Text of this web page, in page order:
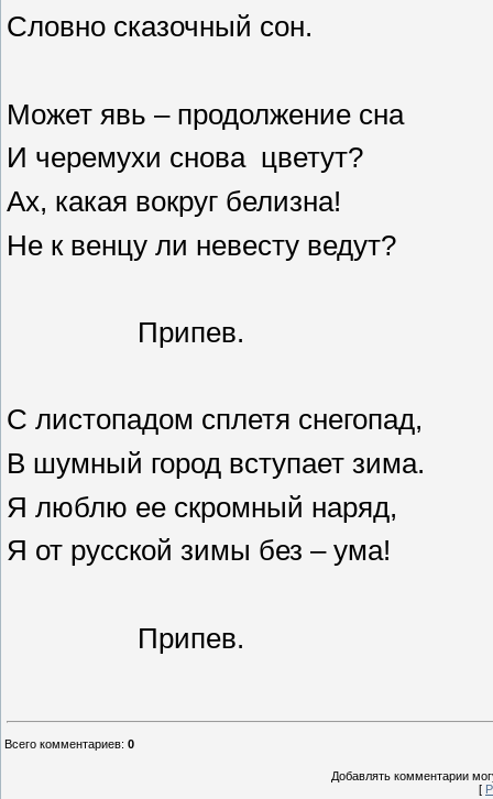
Словно сказочный сон.
Может явь – продолжение сна
И черемухи снова цветут?
Ах, какая вокруг белизна!
Не к венцу ли невесту ведут?
Припев.
С листопадом сплетя снегопад,
В шумный город вступает зима.
Я люблю ее скромный наряд,
Я от русской зимы без – ума!
Припев.
Всего комментариев: 0
Добавлять комментарии
[